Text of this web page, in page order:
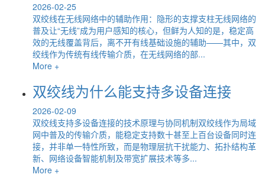
2026-02-25
双绞线在无线网络中的辅助作用：隐形的支撑支柱无线网络的
普及让“无线”成为用户感知的核心，但鲜为人知的是，稳定高
效的无线覆盖背后，离不开有线基础设施的辅助——其中，双
绞线作为传统有线传输介质，在无线网络的部...
More +
双绞线为什么能支持多设备连接
2026-02-09
双绞线支持多设备连接的技术原理与协同机制双绞线作为局域
网中普及的传输介质，能稳定支持数十甚至上百台设备同时连
接，并非单一特性所致，而是物理层抗干扰能力、拓扑结构革
新、网络设备智能机制及带宽扩展技术等多...
More +